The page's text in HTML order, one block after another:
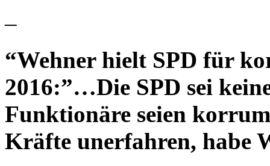
–
“Wehner hielt SPD für
2016:”…Die SPD sei
Funktionäre seien
Kräfte unerfahren, habe